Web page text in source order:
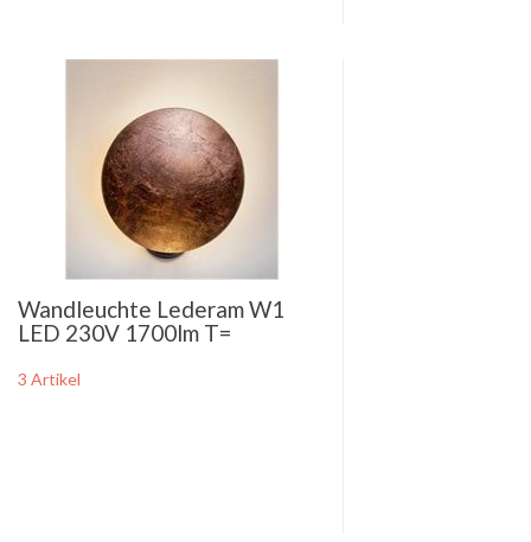
Wandleuchte Lederam W1
LED 230V 1700lm T=
3 Artikel